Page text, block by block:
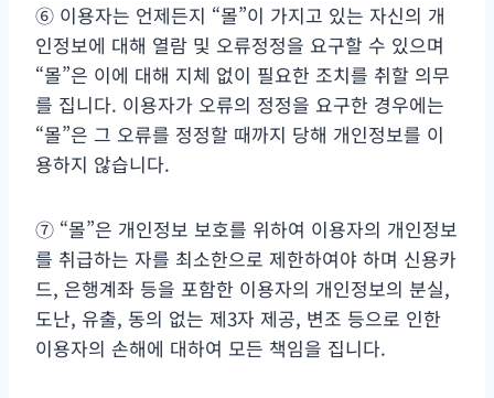
⑥ 이용자는 언제든지 “몰”이 가지고 있는 자신의 개
인정보에 대해 열람 및 오류정정을 요구할 수 있으며
“몰”은 이에 대해 지체 없이 필요한 조치를 취할 의무
를 집니다. 이용자가 오류의 정정을 요구한 경우에는
“몰”은 그 오류를 정정할 때까지 당해 개인정보를 이
용하지 않습니다.
⑦ “몰”은 개인정보 보호를 위하여 이용자의 개인정보
를 취급하는 자를 최소한으로 제한하여야 하며 신용카
드, 은행계좌 등을 포함한 이용자의 개인정보의 분실,
도난, 유출, 동의 없는 제3자 제공, 변조 등으로 인한
이용자의 손해에 대하여 모든 책임을 집니다.